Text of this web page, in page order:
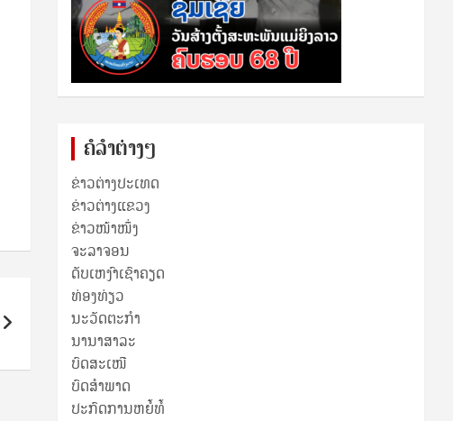
ຄໍລຳຕ່າງໆ
ຂ່າວຕ່າງປະເທດ
ຂ່າວ​ຕ່າງ​ແຂວງ
ຂ່າວໜ້າໜຶ່ງ
ຈະລາຈອນ
ດັບເຫງົາເຊົາຄຽດ
ທ່ອງທ່ຽວ
ນະວັດຕະກໍາ
ນານາສາລະ
ບົດສະເໜີ
ບົດສໍາພາດ
ປະກົດການຫຍໍ້ທໍ້